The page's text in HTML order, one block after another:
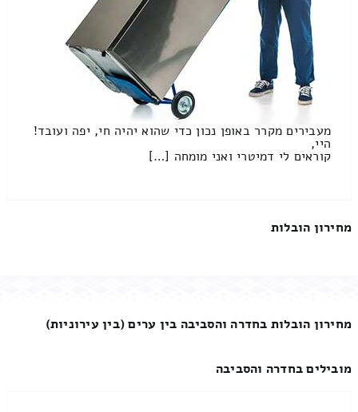
מעבירים מקרר באופן נכון כדי שהוא יהיה חי, יפה ועובד!
היי,
קוראים לי דמיטרי ואני מומחה […]
מחירון הובלות
מחירון הובלות בחדרה והסביבה בין ערים (בין עירוניות)
מובילים בחדרה והסביבה